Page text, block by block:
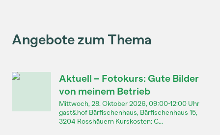
Angebote zum Thema
Aktuell – Fotokurs: Gute Bilder
von meinem Betrieb
Mittwoch, 28. Oktober 2026, 09:00-12:00 Uhr
gast&hof Bärfischenhaus, Bärfischenhaus 15,
3204 Rosshäuern Kurskosten: C...